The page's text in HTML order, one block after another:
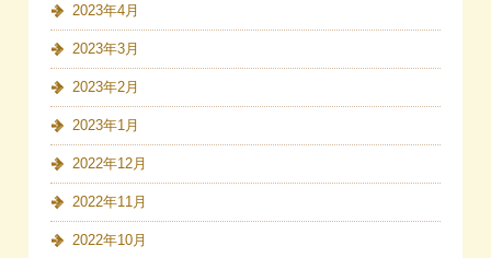
2023年4月
2023年3月
2023年2月
2023年1月
2022年12月
2022年11月
2022年10月